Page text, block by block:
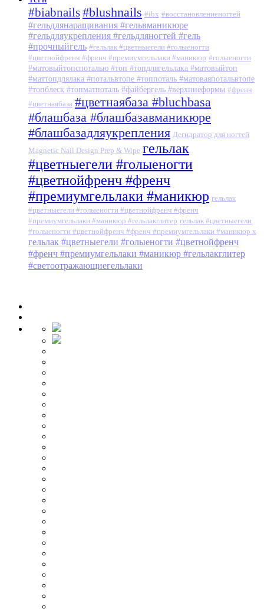
#biabnails#blushnails #ibx #восстановлениеногтей
#гельдлянаращивания #гельвманикюре
#гельдляукрепления #гельдляногтей #гель
#прочныйгель #гельлак #цветныегели #голыеногти
#цветнойфренч #френч #премиумгельлаки #маникюр #голыеногти
#матовыйтопспоталью #топ #топдлягельлака #матовыйтоп
#маттопдлялака #потальвтопе #топпоталь #матоваяпотальвтопе
#топблеск #топматпоталь #файбергель #верхниеформы #френч
#цветнаябаза #цветнаябаза #bluchbasa
#блашбаза #блашбазавманикюре
#блашбазадляукрепления Дегидратор для ногтей
Magnetic Nail Design Prep & Wipe гельлак
#цветныегели #голыеногти
#цветнойфренч #френч
#премиумгельлаки #маникюр гельлак
#цветныегели #голыеногти #цветнойфренч #френч
#премиумгельлаки #маникюр #гельлакглитер гельлак #цветныегели
#голыеногти #цветнойфренч #френч #премиумгельлаки #маникюр x
гельлак #цветныегели #голыеногти #цветнойфренч
#френч #премиумгельлаки #маникюр #гельлакглитер
#светоотражающиегельлаки